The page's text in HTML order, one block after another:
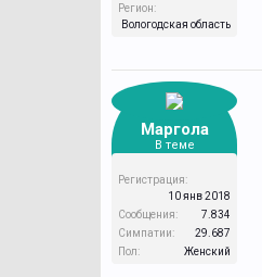
Регион:
Вологодская область
Маргола
В теме
Регистрация:
10 янв 2018
Сообщения:
7.834
Симпатии:
29.687
Пол:
Женский